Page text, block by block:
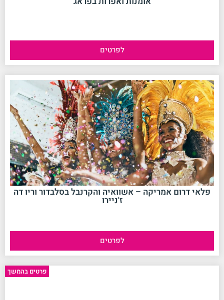
לפרטים
פלאי דרום אמריקה – אשוואיה והקרנבל בסלבדור וריו דה
ז'ניירו
לפרטים
No data was found